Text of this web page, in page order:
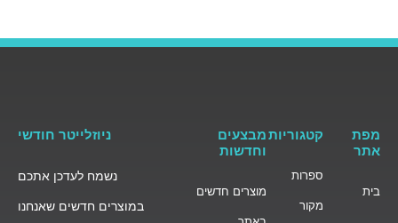
מפת
אתר
בית
קטגוריות
ספרות
מקור
מבצעים
וחדשות
מוצרים חדשים
ניוזלייטר חודשי
נשמח לעדכן אתכם
במוצרים חדשים שאנחנו